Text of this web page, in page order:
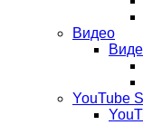
Видео
YouTube